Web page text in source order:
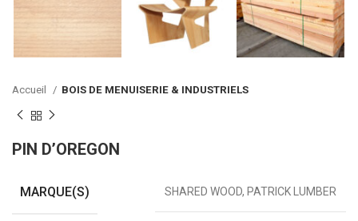
Accueil BOIS DE MENUISERIE & INDUSTRIELS
PIN D’OREGON
MARQUE(S) SHARED WOOD, PATRICK LUMBER